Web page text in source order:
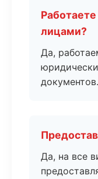
лицами?
Да,
документов.
Да, на все